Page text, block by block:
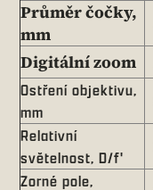
Průměr čočky,
mm
Digitální zoom
Ostření objektivu,
mm
Relativní
světelnost, D/f'
Zorné pole,